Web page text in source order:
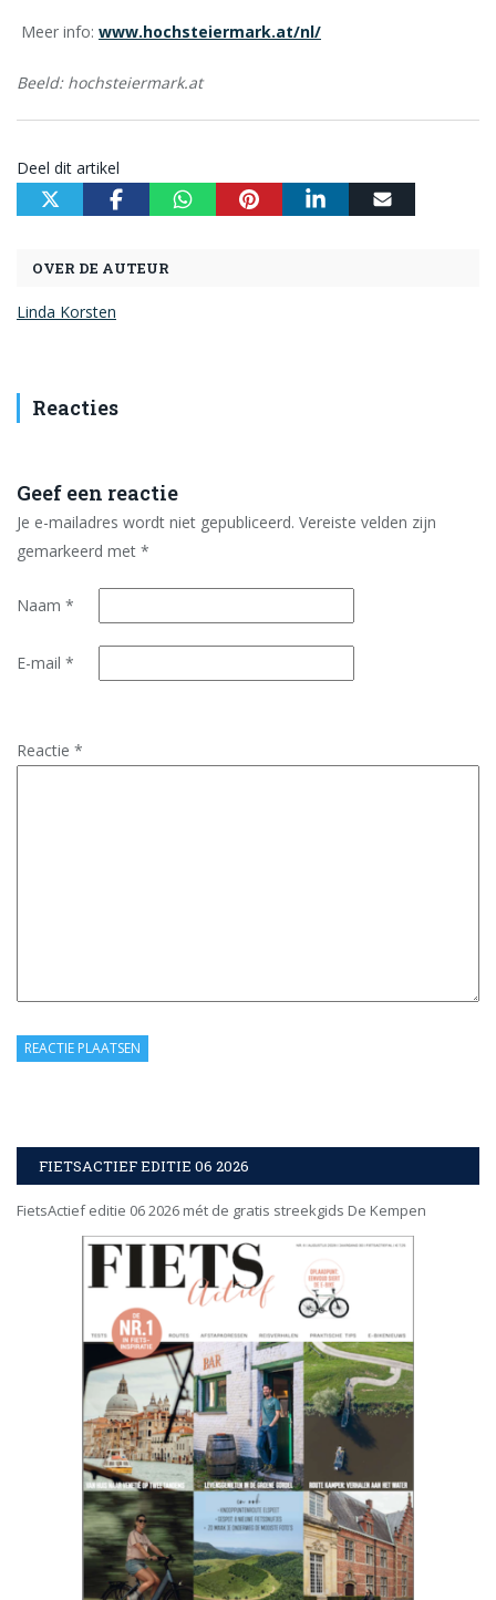
Meer info: www.hochsteiermark.at/nl/
Beeld: hochsteiermark.at
Deel dit artikel
OVER DE AUTEUR
Linda Korsten
Reacties
Geef een reactie
Je e-mailadres wordt niet gepubliceerd. Vereiste velden zijn
gemarkeerd met *
Naam *
E-mail *
Reactie *
FIETSACTIEF EDITIE 06 2026
FietsActief editie 06 2026 mét de gratis streekgids De Kempen